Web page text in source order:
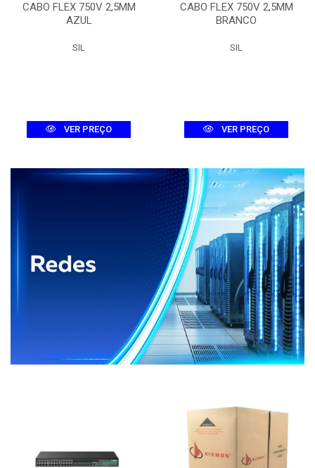
CABO FLEX 750V 2,5MM
AZUL
SIL
VER PREÇO
CABO FLEX 750V 2,5MM
BRANCO
SIL
VER PREÇO